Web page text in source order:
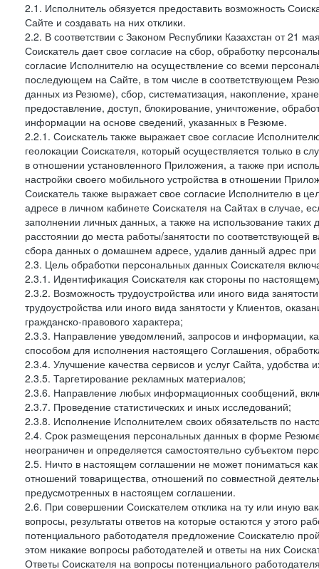
2.1. Исполнитель обязуется предоставить возможность
Сайте и создавать на них отклики.
2.2. В соответствии с Законом Республики Казахстан от
Соискатель дает свое согласие на сбор, обработку
согласие Исполнителю на осуществление со всеми
последующем на Сайте, в том числе в соответствующем
данных из Резюме), сбор, систематизация, накопление,
предоставление, доступ, блокирование, уничтожение,
информации на основе сведений, указанных в Резюме.
2.2.1. Соискатель также выражает свое согласие
геолокации Соискателя, который осуществляется только в
в отношении установленного Приложения, а также при
настройки своего мобильного устройства в отношении
Соискатель также выражает свое согласие Исполнителю в
адресе в личном кабинете Соискателя на Сайтах в случае,
заполнении личных данных, а также на использование
расстоянии до места работы/занятости по соответствующей
сбора данных о домашнем адресе, удалив данный адрес при
2.3. Цель обработки персональных данных Соискателя
2.3.1. Идентификация Соискателя как стороны по
2.3.2. Возможность трудоустройства или иного вида
трудоустройства или иного вида занятости у Клиентов,
гражданско-правового характера;
2.3.3. Направление уведомлений, запросов и информации,
способом для исполнения настоящего Соглашения,
2.3.4. Улучшение качества сервисов и услуг Сайта, удобства
2.3.5. Таргетирование рекламных материалов;
2.3.6. Направление любых информационных сообщений,
2.3.7. Проведение статистических и иных исследований;
2.3.8. Исполнение Исполнителем своих обязательств по
2.4. Срок размещения персональных данных в форме
неограничен и определяется самостоятельно субъектом
2.5. Ничто в настоящем соглашении не может пониматься
отношений товарищества, отношений по совместной
предусмотренных в настоящем соглашении.
2.6. При совершении Соискателем отклика на ту или иную
вопросы, результаты ответов на которые остаются у этого
потенциального работодателя предложение Соискателю
этом никакие вопросы работодателей и ответы на них
Ответы Соискателя на вопросы потенциального